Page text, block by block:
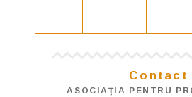
Contact
ASOCIAŢIA PENTRU